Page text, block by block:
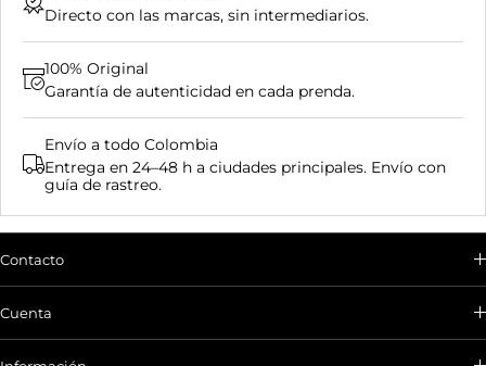
Directo con las marcas, sin intermediarios.
100% Original
Garantía de autenticidad en cada prenda.
Envío a todo Colombia
Entrega en 24–48 h a ciudades principales. Envío con
guía de rastreo.
Contacto
chatea con nosotros:
Cuenta
Mi cuenta